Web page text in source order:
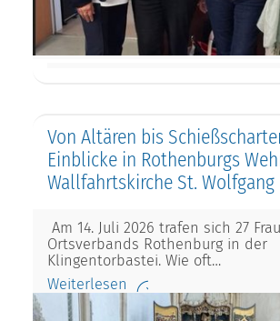
Von Altären bis
Einblicke in Rothenburgs
Wallfahrtskirche St. Wolfgang
Am 14. Juli 2026 trafen sich 27
Ortsverbands Rothenburg in der
Klingentorbastei. Wie oft…
Weiterlesen